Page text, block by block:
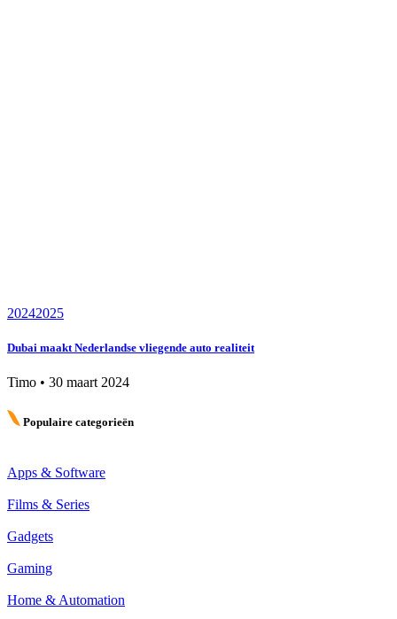
20242025
Dubai maakt Nederlandse vliegende auto realiteit
Timo • 30 maart 2024
Populaire categorieën
Apps & Software
Films & Series
Gadgets
Gaming
Home & Automation